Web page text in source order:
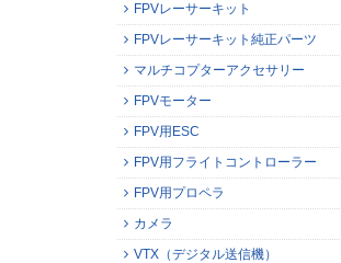
FPVレーサーキット
FPVレーサーキット純正パーツ
マルチコプターアクセサリー
FPVモーター
FPV用ESC
FPV用フライトコントローラー
FPV用プロペラ
カメラ
VTX（デジタル送信機）